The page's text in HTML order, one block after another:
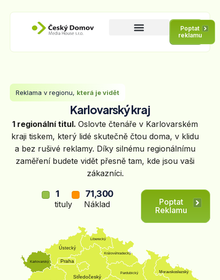
Poptat
reklamu
Reklama v regionu, která je vidět
Karlovarský kraj
1 regionální titul.Oslovte čtenáře v Karlovarském
kraji tiskem, který lidé skutečně čtou doma, v klidu
a bez rušivé reklamy. Díky silnému regionálnímu
zaměření budete vidět přesně tam, kde jsou vaši
zákazníci.
tituly
1
Náklad
71,300
Poptat
Reklamu
Karlovarský
Královéhradecký
Liberecký
Moravskoslezský
Pardubický
Středočeský
Ústecký
Praha